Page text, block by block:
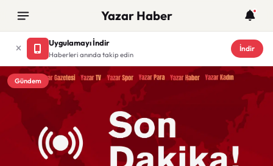
Yazar Haber
Uygulamayı İndir
Haberleri anında takip edin
İndir
Gündem